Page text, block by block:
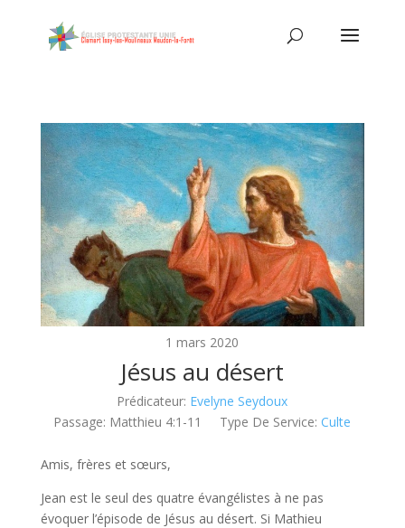
1 mars 2020
Jésus au désert
Prédicateur: Evelyne Seydoux
Passage: Matthieu 4:1-11 Type De Service: Culte
Amis, frères et sœurs,
Jean est le seul des quatre évangélistes à ne pas
évoquer l’épisode de Jésus au désert. Si Mathieu